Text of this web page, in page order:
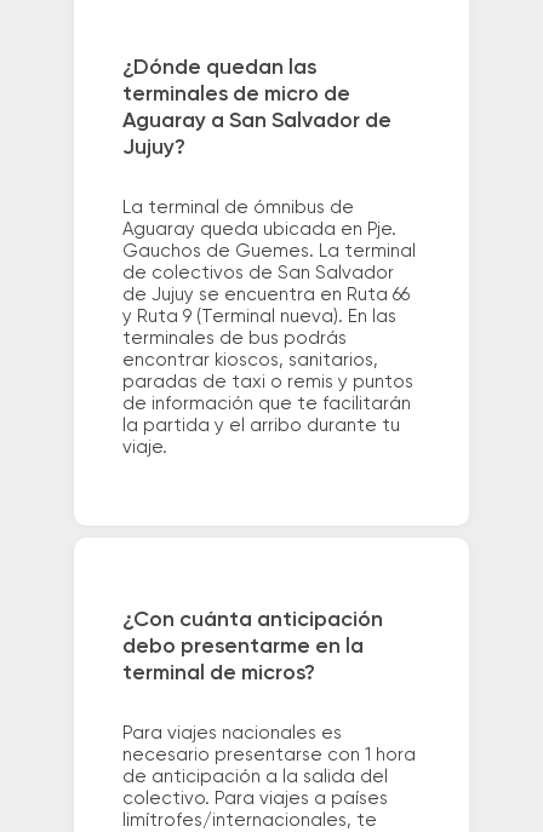
¿Dónde quedan las
terminales de micro de
Aguaray a San Salvador de
Jujuy?
La terminal de ómnibus de
Aguaray queda ubicada en Pje.
Gauchos de Guemes. La terminal
de colectivos de San Salvador
de Jujuy se encuentra en Ruta 66
y Ruta 9 (Terminal nueva). En las
terminales de bus podrás
encontrar kioscos, sanitarios,
paradas de taxi o remis y puntos
de información que te facilitarán
la partida y el arribo durante tu
viaje.
¿Con cuánta anticipación
debo presentarme en la
terminal de micros?
Para viajes nacionales es
necesario presentarse con 1 hora
de anticipación a la salida del
colectivo. Para viajes a países
limítrofes/internacionales, te